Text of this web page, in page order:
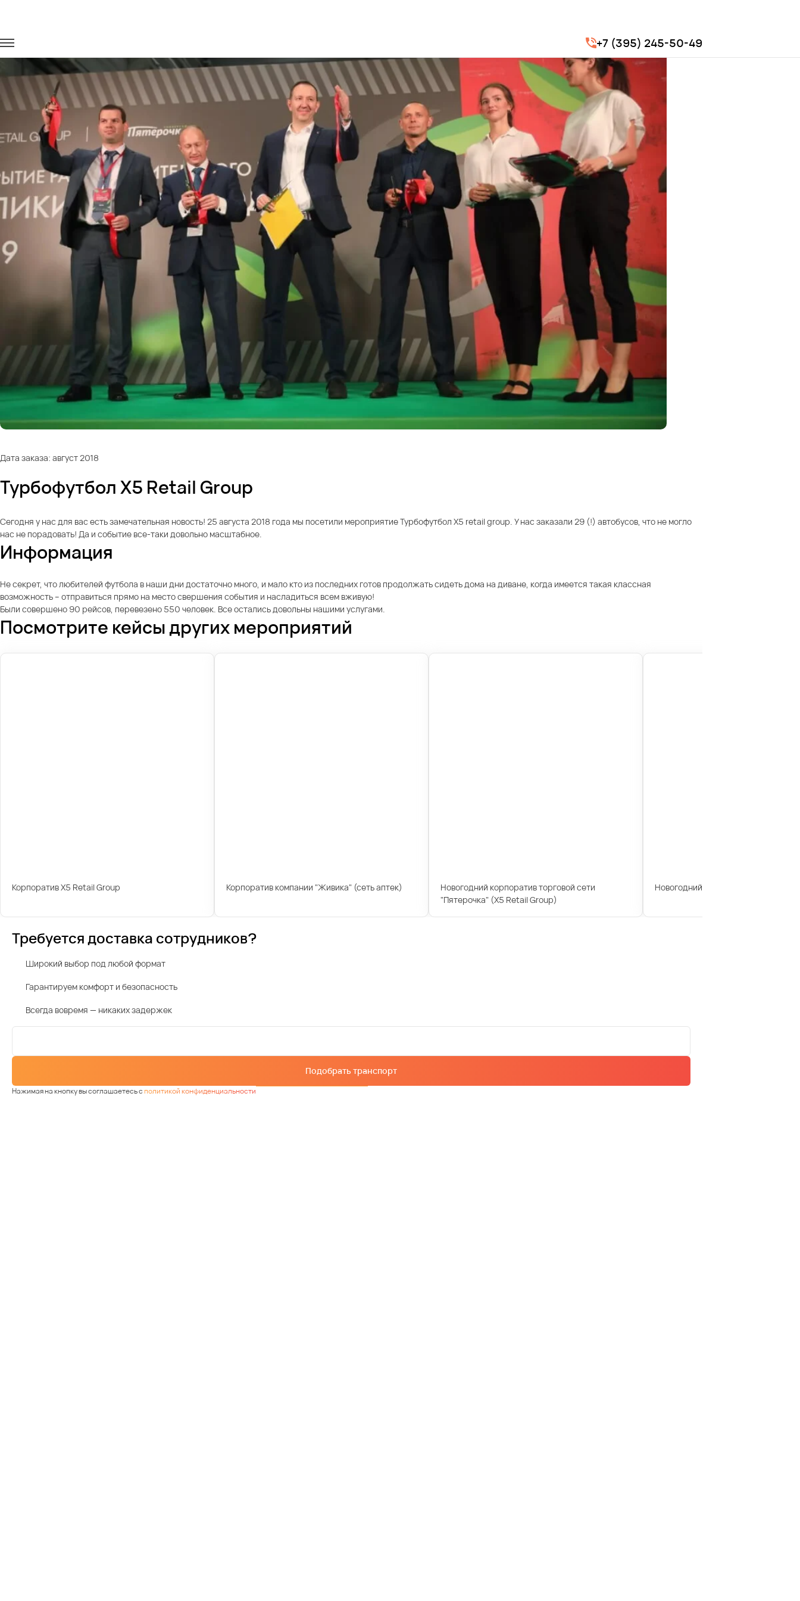
+7 (395) 245-50-49
Дата заказа: август 2018
Турбофутбол X5 Retail Group
Сегодня у нас для вас есть замечательная новость! 25 августа 2018 года мы посетили мероприятие Турбофутбол X5 retail group. У нас заказали 29 (!) автобусов, что не могло
нас не порадовать! Да и событие все-таки довольно масштабное.
Информация
Не секрет, что любителей футбола в наши дни достаточно много, и мало кто из последних готов продолжать сидеть дома на диване, когда имеется такая классная
возможность – отправиться прямо на место свершения события и насладиться всем вживую!
Были совершено 90 рейсов, перевезено 550 человек. Все остались довольны нашими услугами.
Посмотрите кейсы других мероприятий
Корпоратив X5 Retail Group Корпоратив компании "Живика" (сеть аптек)
Новогодний корпоратив торговой сети
"Пятерочка" (X5 Retail Group)
Новогодний корпоратив компании
Требуется доставка сотрудников?
Широкий выбор под любой формат
Гарантируем комфорт и безопасность
Всегда вовремя — никаких задержек
Подобрать транспорт
Нажимая на кнопку вы соглашаетесь сполитикой конфиденциальности